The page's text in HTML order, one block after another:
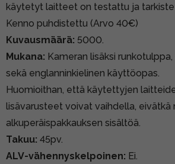
käytetyt laitteet on testattu ja
Kenno puhdistettu (Arvo 40€)
Kuvausmäärä: 5000.
Mukana: Kameran lisäksi runkotulppa,
sekä englanninkielinen käyttöopas.
Huomioithan, että käytettyjen
lisävarusteet voivat vaihdella, eivätkä
alkuperäispakkauksen sisältöä.
Takuu: 45pv.
ALV-vähennyskelpoinen: Ei.